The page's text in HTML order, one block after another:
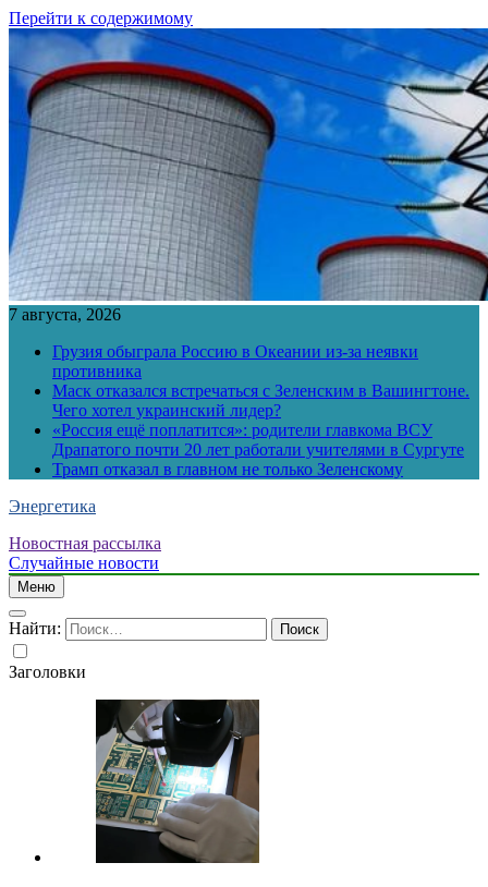
Перейти к содержимому
7 августа, 2026
Грузия обыграла Россию в Океании из-за неявки
противника
Маск отказался встречаться с Зеленским в Вашингтоне.
Чего хотел украинский лидер?
«Россия ещё поплатится»: родители главкома ВСУ
Драпатого почти 20 лет работали учителями в Сургуте
Трамп отказал в главном не только Зеленскому
Энергетика
Новостная рассылка
Случайные новости
Меню
Найти:
Заголовки